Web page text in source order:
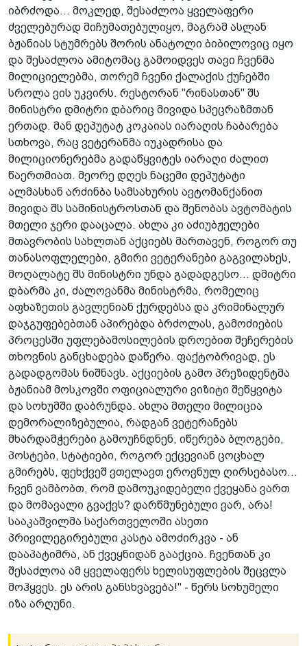
იბრძოდა... მოკლედ, შესაძლოა ყველაფერი
ძველებურად მიჩუმათებულიყო, მაგრამ ასლან
ბჟანიას სტუმრებს შორის ანატოლი ბიბილოვიც იყო
და შესაძლოა ამიტომაც გამოიდვეს თავი ჩვენმა
მილიციელებმა, თორემ ჩვენი ქალაქის ქუჩებში
სროლა ვის უკვირს. რესტორან "რინასთან" შს
მინისტრი დმიტრი დბარიც მივიდა სპეცრაზმთან
ერთად. მან დეპუტატ კოკაიას იარაღის ჩაბარება
სთხოვა, რაც ვეტერანმა იუკადრისა და
მილიციონერებმა გადაწყვიტეს იარაღი ძალით
წაერთმიათ. მეორე დღეს ნაცემი დეპუტატი
ალმასხან არძინბა სამსახურის ავტომანქანით
მივიდა შს სამინისტროსთან და შენობას ავტომატის
მთელი ჯერი დააცალა. ახლა კი აძიუბჟელები
მთავრობის სახლთან აქციებს მართავენ, როგორ თუ
თანასოფლელები, გმირი ვეტერანები გაგვილახეს,
მოღალატე შს მინისტრი უნდა გადადგესო... დმიტრი
დბარმა კი, ძალოვანმა მინისტრმა, რომელიც
აფხაზეთის გავლენიან ქურდებსა და კრიმინალურ
დაჯგუფებებთან აპირებდა ბრძოლას, გამოძიების
პროცესში უფლებამოსილების დროებით შეჩერების
თხოვნის განცხადება დაწერა. ფაქტობრივად, ეს
გადადგომას ნიშნავს. აქციების გამო პრეზიდენტმა
ბჟანიამ მოსკოვში ოფიციალური ვიზიტი შეწყვიტა
და სოხუმში დაბრუნდა. ახლა მთელი მილიცია
დემორალიზებულია, რადგან ვეტერანებს
მხარდამჭერები გამოუჩნდნენ, იწერება ბლოგები,
პოსტები, სტატიები, როგორ ექცევიან ცოცხალ
გმირებს, ფეხქვეშ ვთელავთ ეროვნულ ღირსებასო...
ჩვენ ვამბობთ, რომ დამოუკიდებელი ქვეყანა ვართ
და მომავალი გვაქვს? დარწმუნებული ვარ, არა!
სააკაშვილმა საქართველოში ასეთი
პრივილეგირებული კასტა ამოძირკვა - ან
დააპატიმრა, ან ქვეყნიდან გააქცია. ჩვენთან კი
შესაძლოა ამ ყველაფერს ხელისუფლების შეცვლა
მოჰყვეს. ეს არის განსხვავება!" - წერს სოხუმელი
იზა არღუნი.